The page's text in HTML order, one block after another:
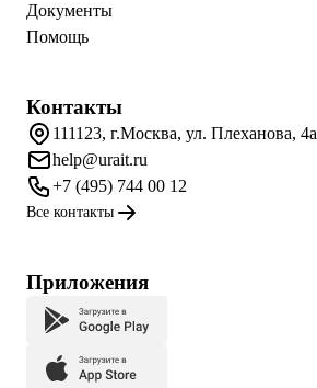
Документы
Помощь
Контакты
111123, г.Москва, ул. Плеханова, 4а
help@urait.ru
+7 (495) 744 00 12
Все контакты
Приложения